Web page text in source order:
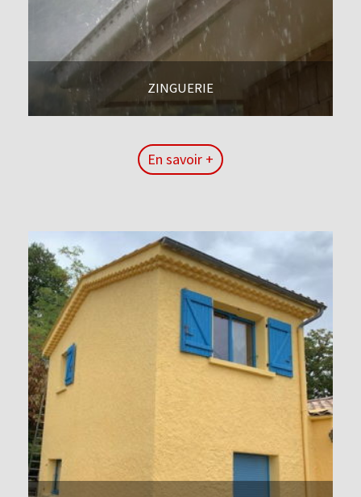
ZINGUERIE
En savoir +